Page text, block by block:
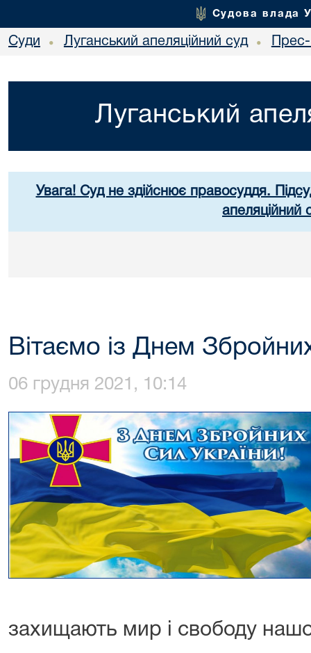
Судова влада
Суди • Луганський апеляційний суд •
Луганський
Увага! Суд не здійснює правосуддя.
апеляційний
Вітаємо із Днем
06 грудня 2021, 10:14
захищають мир і свободу